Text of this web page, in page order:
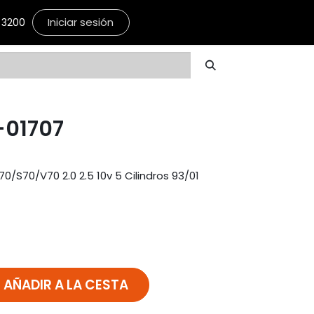
Iniciar sesión
S70/V70 2.0 2.5 10v 5 Cilindros 93/01
AÑADIR A LA CESTA